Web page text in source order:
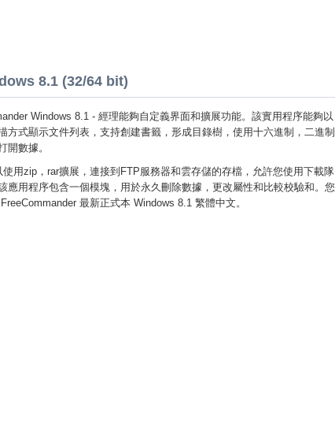
8.1 (32/64 bit)
Windows 8.1 - 經理能夠自定義界面和擴展功能。該實用程序能夠以
方式顯示文件列表，支持創建書籤，形成目錄樹，使用十六進制，二進制
開數據。
使用zip，rar擴展，連接到FTP服務器和雲存儲的存檔，允許您使用下載隊
應用程序包含一個模塊，用於永久刪除數據，更改屬性和比較校驗和。您
最新正式本 Windows 8.1 繁體中文。